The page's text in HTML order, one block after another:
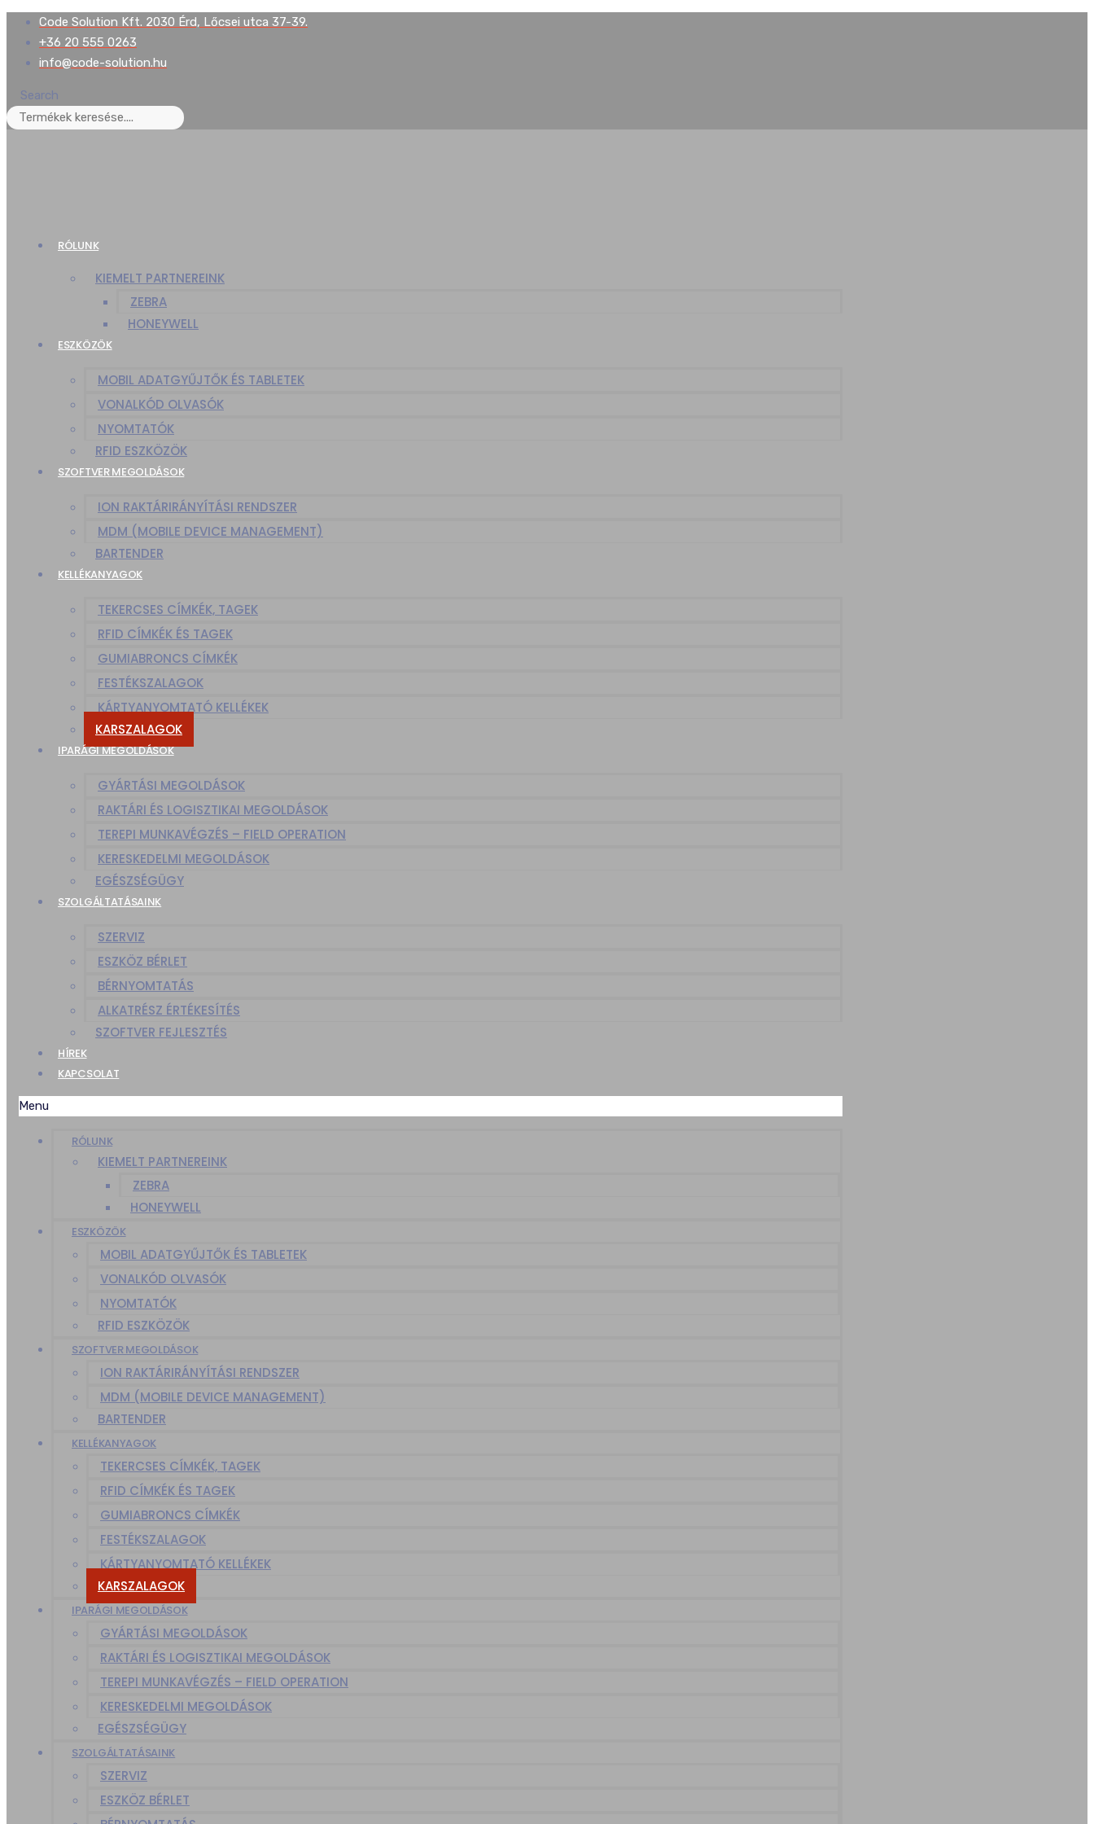
Skip
content
Code Solution Kft. 2030 Érd, Lőcsei utca 37-39.
+36 20 555 0263
info@code-solution.hu
Search
RÓLUNK
KIEMELT PARTNEREINK
ZEBRA
HONEYWELL
ESZKÖZÖK
MOBIL ADATGYŰJTŐK ÉS TABLETEK
VONALKÓD OLVASÓK
NYOMTATÓK
RFID ESZKÖZÖK
SZOFTVER MEGOLDÁSOK
ION RAKTÁRIRÁNYÍTÁSI RENDSZER
MDM (MOBILE DEVICE MANAGEMENT)
BARTENDER
KELLÉKANYAGOK
TEKERCSES CÍMKÉK, TAGEK
RFID CÍMKÉK ÉS TAGEK
GUMIABRONCS CÍMKÉK
FESTÉKSZALAGOK
KÁRTYANYOMTATÓ KELLÉKEK
KARSZALAGOK
IPARÁGI MEGOLDÁSOK
GYÁRTÁSI MEGOLDÁSOK
RAKTÁRI ÉS LOGISZTIKAI MEGOLDÁSOK
TEREPI MUNKAVÉGZÉS – FIELD OPERATION
KERESKEDELMI MEGOLDÁSOK
EGÉSZSÉGÜGY
SZOLGÁLTATÁSAINK
SZERVIZ
ESZKÖZ BÉRLET
BÉRNYOMTATÁS
ALKATRÉSZ ÉRTÉKESÍTÉS
SZOFTVER FEJLESZTÉS
HÍREK
KAPCSOLAT
Menu
RÓLUNK
KIEMELT PARTNEREINK
ZEBRA
HONEYWELL
ESZKÖZÖK
MOBIL ADATGYŰJTŐK ÉS TABLETEK
VONALKÓD OLVASÓK
NYOMTATÓK
RFID ESZKÖZÖK
SZOFTVER MEGOLDÁSOK
ION RAKTÁRIRÁNYÍTÁSI RENDSZER
MDM (MOBILE DEVICE MANAGEMENT)
BARTENDER
KELLÉKANYAGOK
TEKERCSES CÍMKÉK, TAGEK
RFID CÍMKÉK ÉS TAGEK
GUMIABRONCS CÍMKÉK
FESTÉKSZALAGOK
KÁRTYANYOMTATÓ KELLÉKEK
KARSZALAGOK
IPARÁGI MEGOLDÁSOK
GYÁRTÁSI MEGOLDÁSOK
RAKTÁRI ÉS LOGISZTIKAI MEGOLDÁSOK
TEREPI MUNKAVÉGZÉS – FIELD OPERATION
KERESKEDELMI MEGOLDÁSOK
EGÉSZSÉGÜGY
SZOLGÁLTATÁSAINK
SZERVIZ
ESZKÖZ BÉRLET